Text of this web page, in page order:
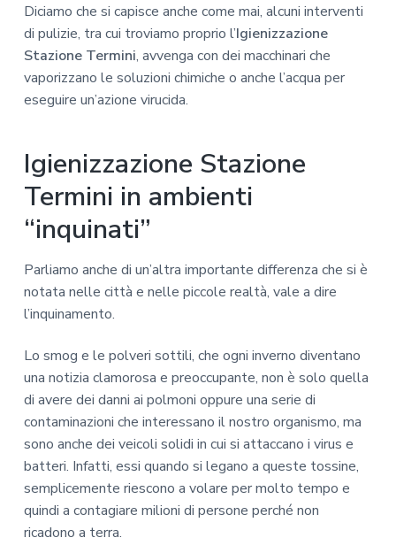
Diciamo che si capisce anche come mai, alcuni interventi
di pulizie, tra cui troviamo proprio l’Igienizzazione
Stazione Termini, avvenga con dei macchinari che
vaporizzano le soluzioni chimiche o anche l’acqua per
eseguire un’azione virucida.
Igienizzazione Stazione
Termini in ambienti
“inquinati”
Parliamo anche di un’altra importante differenza che si è
notata nelle città e nelle piccole realtà, vale a dire
l’inquinamento.
Lo smog e le polveri sottili, che ogni inverno diventano
una notizia clamorosa e preoccupante, non è solo quella
di avere dei danni ai polmoni oppure una serie di
contaminazioni che interessano il nostro organismo, ma
sono anche dei veicoli solidi in cui si attaccano i virus e
batteri. Infatti, essi quando si legano a queste tossine,
semplicemente riescono a volare per molto tempo e
quindi a contagiare milioni di persone perché non
ricadono a terra.